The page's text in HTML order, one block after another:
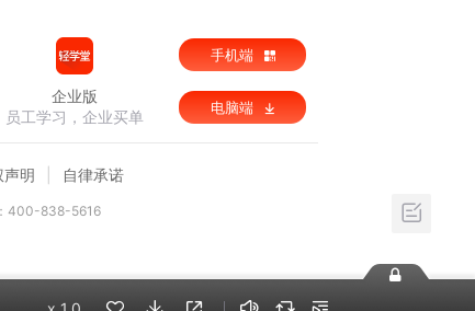
企业版
员工学习，企业买单
手机端
电脑端
声明 自律承诺
400-838-5616